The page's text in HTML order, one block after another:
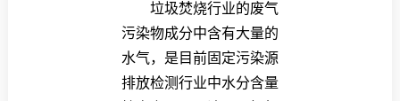
垃圾焚烧行业的废气
污染物成分中含有大量的
水气，是目前固定污染源
排放检测行业中水分含量